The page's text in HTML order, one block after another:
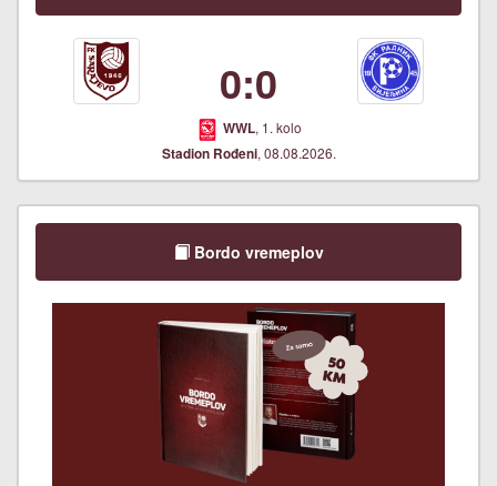
0:0
WWL, 1. kolo
Stadion Rođeni, 08.08.2026.
Bordo vremeplov